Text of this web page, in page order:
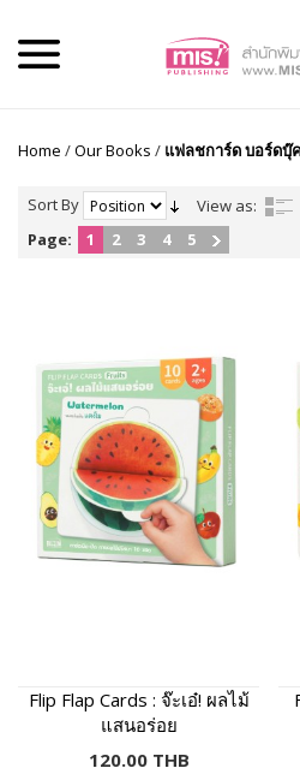
Home /Our Books / แฟลชการ์ด บอร์ดบุ๊
Sort By
View as:
Page:
1 2 3 4 5
Flip Flap Cards : จ๊ะเอ๋! ผลไม้
แสนอร่อย
120.00 THB